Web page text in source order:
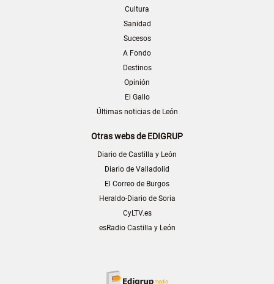
Cultura
Sanidad
Sucesos
A Fondo
Destinos
Opinión
El Gallo
Últimas noticias de León
Otras webs de EDIGRUP
Diario de Castilla y León
Diario de Valladolid
El Correo de Burgos
Heraldo-Diario de Soria
CyLTV.es
esRadio Castilla y León